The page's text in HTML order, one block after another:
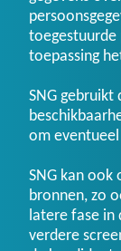
toegestuurde
toepassing
SNG gebruikt
om
SNG kan ook
bronnen, zo
latere fase in
verdere